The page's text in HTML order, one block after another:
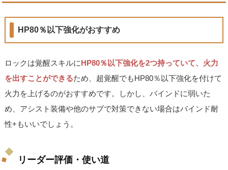
HP80％以下強化がおすすめ
ロックは覚醒スキルにHP80％以下強化を2つ持っていて、火力
を出すことができるため、超覚醒でもHP80％以下強化を付けて
火力を上げるのがおすすめです。しかし、バインドに弱いた
め、アシスト装備や他のサブで対策できない場合はバインド耐
性+もいいでしょう。
リーダー評価・使い道